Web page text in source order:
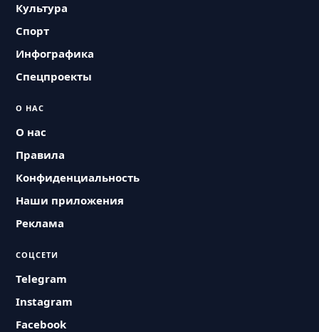
Культура
Спорт
Инфографика
Спецпроекты
О НАС
О нас
Правила
Конфиденциальность
Наши приложения
Реклама
СОЦСЕТИ
Telegram
Instagram
Facebook